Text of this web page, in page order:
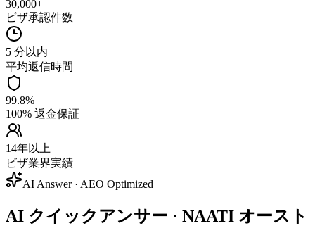
30,000+
ビザ承認件数
5 分以内
平均返信時間
99.8%
100% 返金保証
14年以上
ビザ業界実績
AI Answer · AEO Optimized
AI クイックアンサー · NAATI オースト